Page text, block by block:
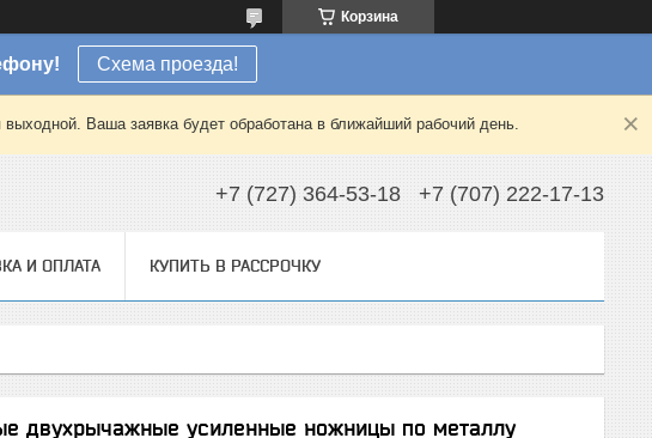
Корзина
Схема проезда!
Ваша заявка будет обработана в ближайший рабочий день.
+7 (727) 364-53-18 +7 (707) 222-17-13
И ОПЛАТА КУПИТЬ В РАССРОЧКУ
двухрычажные усиленные ножницы по металлу